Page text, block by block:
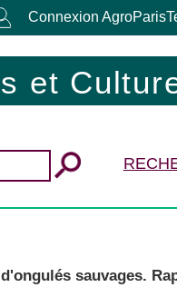
Connexion
et
sauvages.